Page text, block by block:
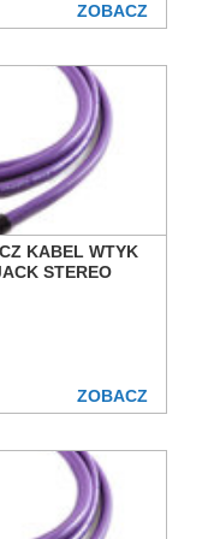
ZOBACZ
KABEL WTYK
STEREO
ZOBACZ